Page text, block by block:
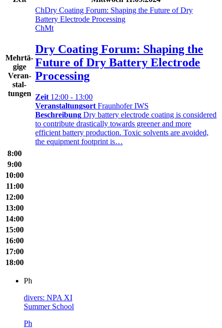
Mehr­tä­
gige
Ver­an­
stal­
tungen
ChDry Coating Forum: Shaping the Future of Dry
Battery Electrode Processing
ChMt
Dry Coating Forum: Shaping the
Future of Dry Battery Electrode
Processing
Zeit 12:00 - 13:00
Veranstaltungsort Fraunhofer IWS
Beschreibung Dry battery electrode coating is considered
to contribute drastically towards greener and more
efficient battery production. Toxic solvents are avoided,
the equipment footprint is…
8:00
9:00
10:00
11:00
12:00
13:00
14:00
15:00
16:00
17:00
18:00
Ph
divers: NPA XI
Summer School
Ph